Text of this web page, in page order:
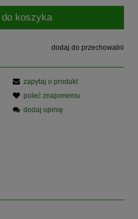
do koszyka
dodaj do przechowalni
zapytaj o produkt
poleć znajomemu
dodaj opinię